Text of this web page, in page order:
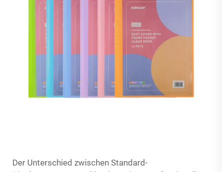
Der Unterschied zwischen Standard-